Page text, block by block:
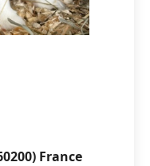
France